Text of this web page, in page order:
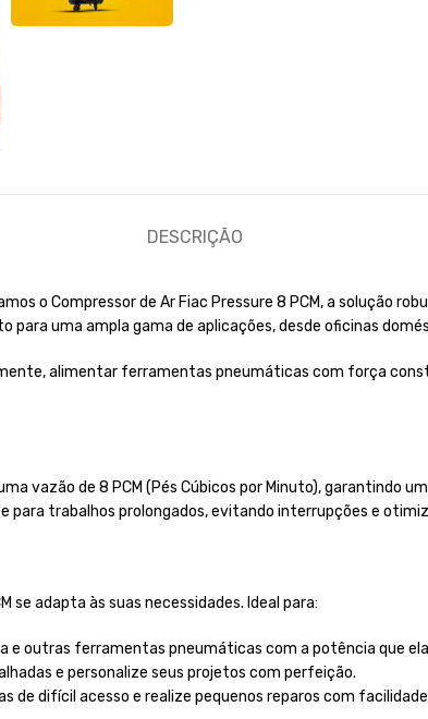
DESCRIÇÃO
o Compressor de Ar Fiac Pressure 8 PCM, a solução
uma ampla gama de aplicações, desde oficinas
alimentar ferramentas pneumáticas com força
vazão de 8 PCM (Pés Cúbicos por Minuto), garantindo
trabalhos prolongados, evitando interrupções e
se adapta às suas necessidades. Ideal para:
outras ferramentas pneumáticas com a potência que
e personalize seus projetos com perfeição.
de difícil acesso e realize pequenos reparos com